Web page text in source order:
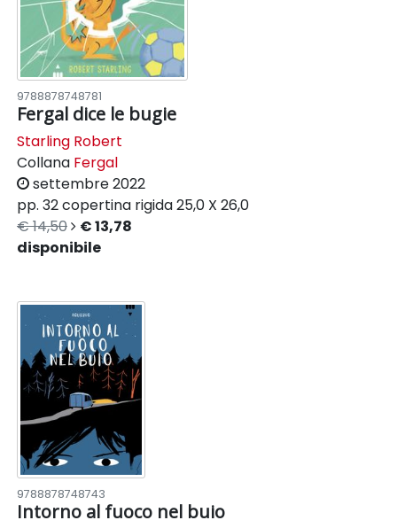
9788878748781
Fergal dice le bugie
Starling Robert
Collana Fergal
settembre 2022
pp. 32copertina rigida25,0 X 26,0
€ 14,50
€ 13,78
disponibile
9788878748743
Intorno al fuoco nel buio